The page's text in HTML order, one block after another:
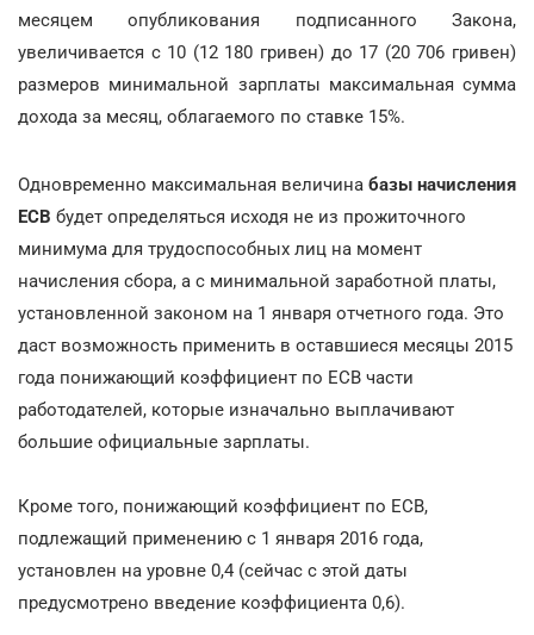
месяцем опубликования подписанного Закона,
увеличивается с 10 (12 180 гривен) до 17 (20 706 гривен)
размеров минимальной зарплаты максимальная сумма
дохода за месяц, облагаемого по ставке 15%.
Одновременно максимальная величина базы начисления
ЕСВ будет определяться исходя не из прожиточного
минимума для трудоспособных лиц на момент
начисления сбора, а с минимальной заработной платы,
установленной законом на 1 января отчетного года. Это
даст возможность применить в оставшиеся месяцы 2015
года понижающий коэффициент по ЕСВ части
работодателей, которые изначально выплачивают
большие официальные зарплаты.
Кроме того, понижающий коэффициент по ЕСВ,
подлежащий применению с 1 января 2016 года,
установлен на уровне 0,4 (сейчас с этой даты
предусмотрено введение коэффициента 0,6).